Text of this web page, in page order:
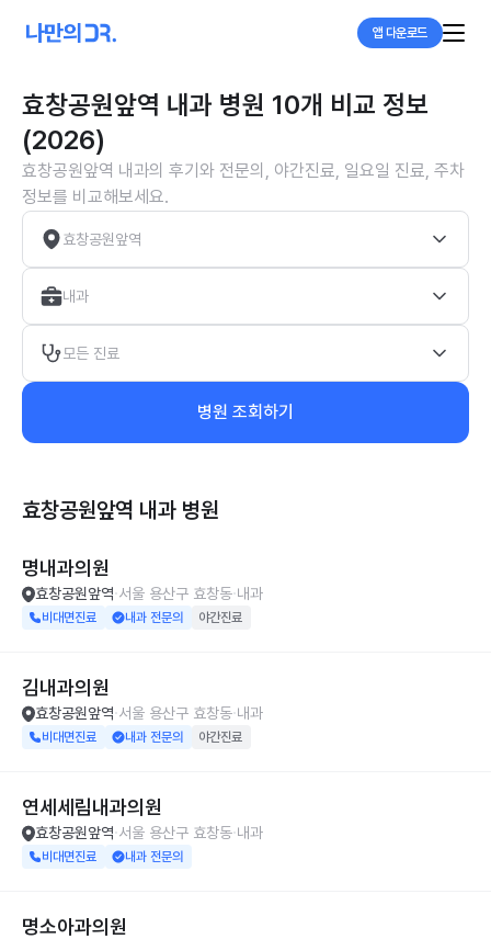
앱 다운로드
효창공원앞역 내과 병원 10개 비교 정보
(2026)
효창공원앞역 내과의 후기와 전문의, 야간진료, 일요일 진료, 주차
정보를 비교해보세요.
효창공원앞역
내과
모든 진료
병원 조회하기
효창공원앞역 내과 병원
명내과의원
효창공원앞역 서울 용산구 효창동 내과
비대면진료 내과 전문의 야간진료
김내과의원
효창공원앞역 서울 용산구 효창동 내과
비대면진료 내과 전문의 야간진료
연세세림내과의원
효창공원앞역 서울 용산구 효창동 내과
비대면진료 내과 전문의
명소아과의원